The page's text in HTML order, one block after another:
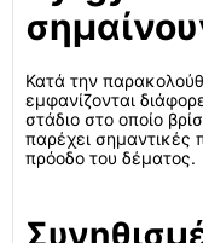
Κατά την
εμφανίζονται
στάδιο στο οποίο
παρέχει σημαντικές
πρόοδο του δέματος.